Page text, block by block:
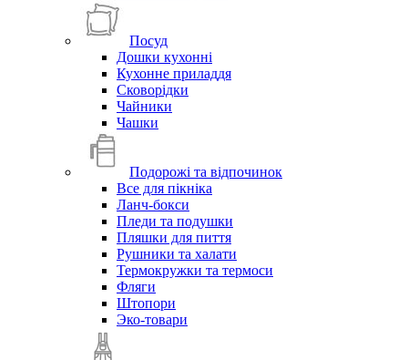
Посуд
Дошки кухонні
Кухонне приладдя
Сковорідки
Чайники
Чашки
Подорожі та відпочинок
Все для пікніка
Ланч-бокси
Пледи та подушки
Пляшки для пиття
Рушники та халати
Термокружки та термоси
Фляги
Штопори
Эко-товари